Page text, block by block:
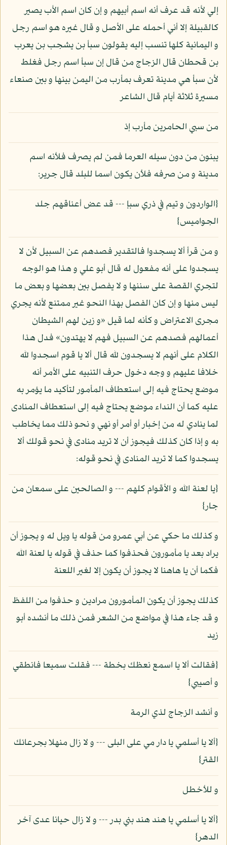
إلي لأنه قد عرف أنه اسم أبيهم و إن كان اسم الأب يصير
كالقبيلة إلا أني أحمله على الأصل و قال غيره هو اسم رجل
و اليمانية كلها تنسب إليه يقولون سبأ بن يشجب بن يعرب
بن قحطان قال الزجاج من قال إن سبأ اسم رجل فغلط
لأن سبأ هي مدينة تعرف بمأرب من اليمن بينها و بين صنعاء
مسيرة ثلاثة أيام قال الشاعر
من سبي الحامرين مأرب إذ
يبنون من دون سيله العرما فمن لم يصرف فلأنه اسم
مدينة و من صرفه فلأن يكون اسما للبلد قال جرير:
{الواردون و تيم في ذري سبإ --- قد عض أعناقهم جلد
الجواميس}
و من قرأ ألا يسجدوا فالتقدير فصدهم عن السبيل لأن لا
يسجدوا على أنه مفعول له قال أبو علي و هذا هو الوجه
لتجري القصة على سننها و لا يفصل بين بعضها و بعض ما
ليس منها و إن كان الفصل بهذا النحو غير ممتنع لأنه يجري
مجرى الاعتراض و كأنه لما قيل «و زين لهم الشيطان
أعمالهم فصدهم عن السبيل فهم لا يهتدون» فدل هذا
الكلام على أنهم لا يسجدون لله قال ألا يا قوم اسجدوا لله
خلافا عليهم و وجه دخول حرف التنبيه على الأمر أنه
موضع يحتاج فيه إلى استعطاف المأمور لتأكيد ما يؤمر به
عليه كما أن النداء موضع يحتاج فيه إلى استعطاف المنادى
لما ينادي له من إخبار أو أمر أو نهي و نحو ذلك مما يخاطب
به و إذا كان كذلك فيجوز أن لا تريد منادى في نحو قولك ألا
يسجدوا كما لا تريد المنادى في نحو قوله:
{يا لعنة الله و الأقوام كلهم --- و الصالحين على سمعان من
جار}
و كذلك ما حكي عن أبي عمرو من قوله يا ويل له و يجوز أن
يراد بعد يا مأمورون فحذفوا كما حذف في قوله يا لعنة الله
فكما أن يا هاهنا لا يجوز أن يكون إلا لغير اللعنة
كذلك يجوز أن يكون المأمورون مرادين و حذفوا من اللفظ
و قد جاء هذا في مواضع من الشعر فمن ذلك ما أنشده أبو
زيد
{فقالت ألا يا اسمع نعظك بخطة --- فقلت سميعا فانطقي
و أصيبي}
و أنشد الزجاج لذي الرمة
{ألا يا أسلمي يا دار مي على البلى --- و لا زال منهلا بجرعائك
القتر}
و للأخطل
{ألا يا أسلمي يا هند هند بني بدر --- و لا زال حيانا عدى آخر
الدهر}